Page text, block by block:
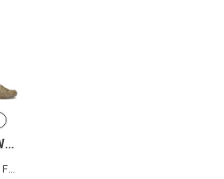
LOWA ZEPHYR MID TF
Task Force känga för jakt och militär